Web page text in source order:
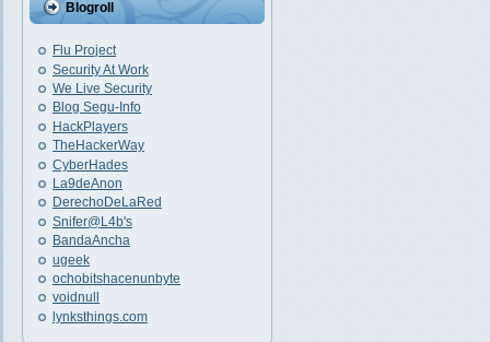
Blogroll
Flu Project
Security At Work
We Live Security
Blog Segu-Info
HackPlayers
TheHackerWay
CyberHades
La9deAnon
DerechoDeLaRed
Snifer@L4b's
BandaAncha
ugeek
ochobitshacenunbyte
voidnull
lynksthings.com